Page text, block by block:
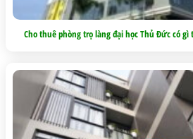
Cho thuê phòng trọ làng đại học Thủ Đức có